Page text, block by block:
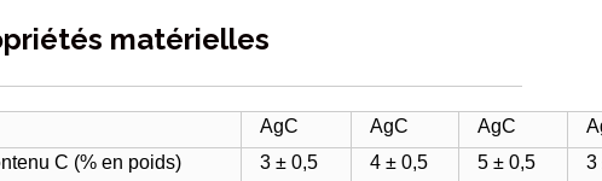
matérielles
AgC AgC AgC
C (% en poids)
3 ± 0,5 4 ± 0,5 5 ± 0,5 3